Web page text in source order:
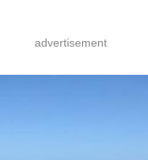
advertisement